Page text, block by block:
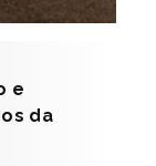
e
da